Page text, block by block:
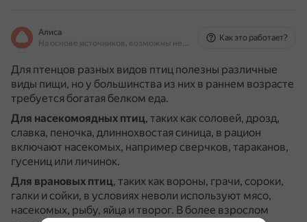
Алиса
На основе источников, возможны неточности
Как это работает?
Для птенцов разных видов птиц полезны различные
виды пищи, но у большинства из них в раннем возрасте
требуется богатая белком еда.
Для насекомоядных птиц, таких как соловей, дрозд,
славка, пеночка, длиннохвостая синица, в рацион
включают насекомых, например сверчков, тараканов,
гусениц или личинок.
Для врановых птиц, таких как вороны, грачи, сороки,
галки и сойки, в условиях неволи используют мясо,
насекомых, рыбу, яйца и творог. В более взрослом